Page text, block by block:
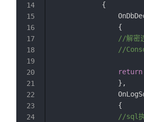
            {
                {
//解密
//
return
                },
                {
//sql执
14
15
16
17
18
19
20
21
22
23
24